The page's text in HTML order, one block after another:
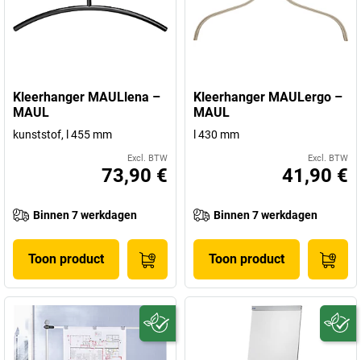
Kleerhanger MAULlena –
MAUL
kunststof, l 455 mm
Excl. BTW
73,90 €
Binnen 7 werkdagen
Toon product
Kleerhanger MAULergo –
MAUL
l 430 mm
Excl. BTW
41,90 €
Binnen 7 werkdagen
Toon product